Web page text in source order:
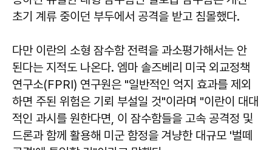
초기 계류 중이던 부두에서 공격을 받고 침몰했다.
다만 이란의 소형 잠수함 전력을 과소평가해서는 안
된다는 지적도 나온다. 엠마 솔즈베리 미국 외교정책
연구소(FPRI) 연구원은 "일반적인 억지 효과를 제외
하면 주된 위험은 기뢰 부설일 것"이라며 "이란이 대대
적인 과시를 원한다면, 이 잠수함들을 고속 공격정 및
드론과 함께 활용해 미군 함정을 겨냥한 대규모 '벌떼